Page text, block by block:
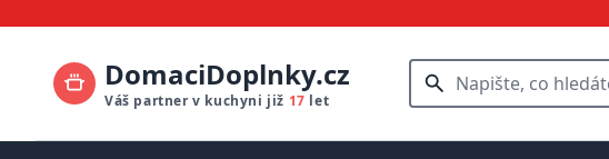
DomaciDoplnky.cz
Váš partner v kuchyni již 17 let